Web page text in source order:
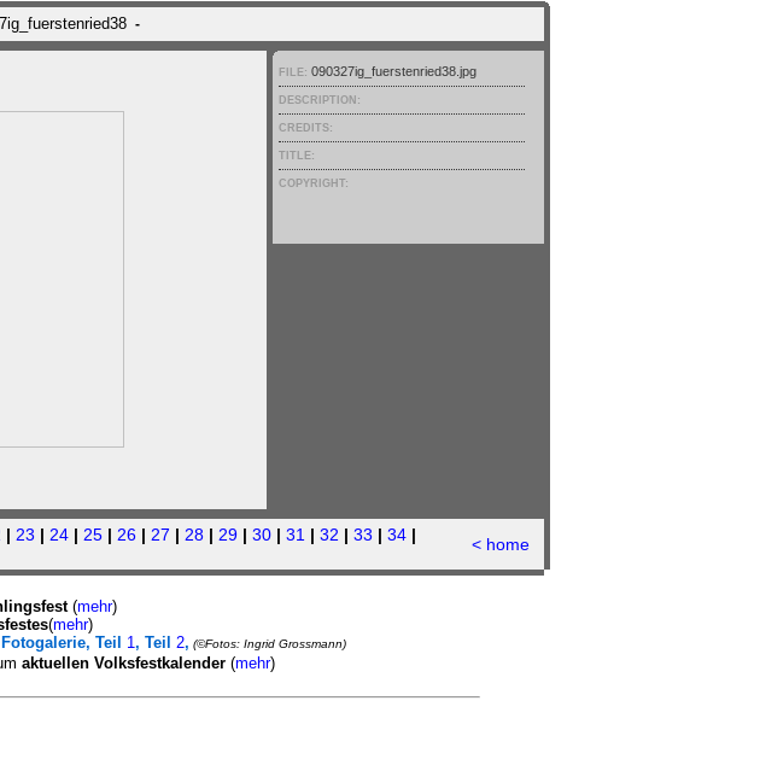
-
FILE: 090327ig_fuerstenried38.jpg
DESCRIPTION:
CREDITS:
TITLE:
COPYRIGHT:
| 23 | 24 | 25 | 26 | 27 | 28 | 29 | 30 | 31 | 32 | 33 | 34 |
< home
(mehr)
(mehr)
Teil 1, Teil 2, (©Fotos: Ingrid Grossmann)
aktuellen Volksfestkalender (mehr)